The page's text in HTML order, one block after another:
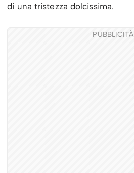
di una tristezza dolcissima.
PUBBLICITÀ